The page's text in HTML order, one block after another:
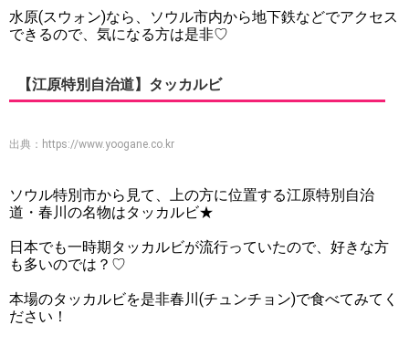
水原(スウォン)なら、ソウル市内から地下鉄などでアクセス
できるので、気になる方は是非♡
【江原特別自治道】タッカルビ
出典： https://www.yoogane.co.kr
ソウル特別市から見て、上の方に位置する江原特別自治
道・春川の名物はタッカルビ★
日本でも一時期タッカルビが流行っていたので、好きな方
も多いのでは？♡
本場のタッカルビを是非春川(チュンチョン)で食べてみてく
ださい！